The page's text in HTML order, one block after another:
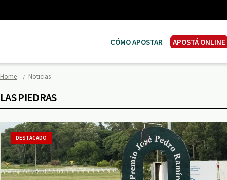
CÓMO APOSTAR APOSTÁ ONLINE
Home Noticias
LAS PIEDRAS
DESTACADO